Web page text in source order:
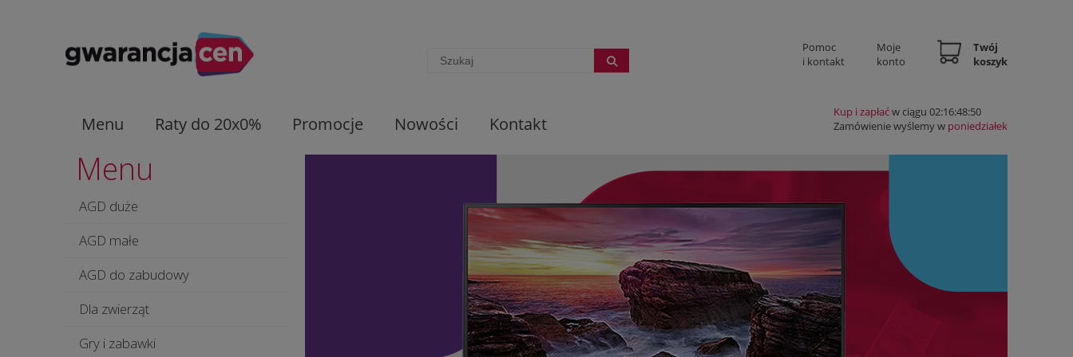
Pomoc
i kontakt
Moje
konto
Twój
koszyk
Menu Raty do 20x0% Promocje Nowości Kontakt
Kup i zapłaćw ciągu 02:16:48:49
Zamówienie wyślemy w poniedziałek
Menu
AGD duże
AGD małe
AGD do zabudowy
Dla zwierząt
Gry i zabawki